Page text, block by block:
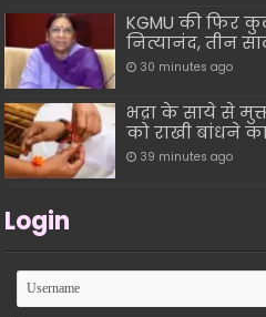
KGMU की फिर
नित्यानंद, तीन
30 minutes ago
भद्रा के साये से
को राखी बांधने
39 minutes ago
Login